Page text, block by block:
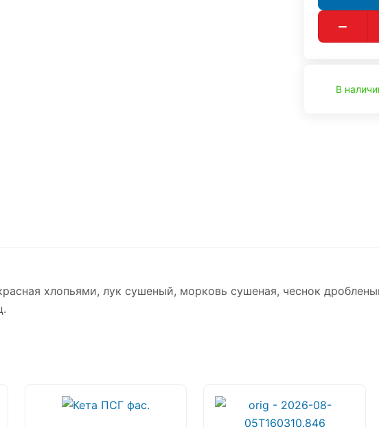
В
хлопьями, лук сушеный, морковь сушеная, чеснок